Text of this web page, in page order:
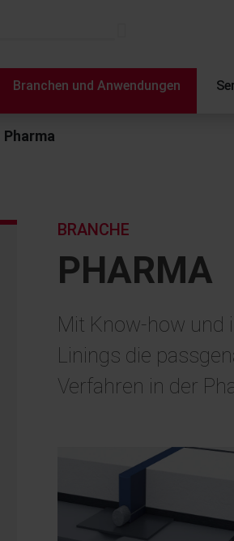
Branchen und Anwendungen
Pharma
PHARMA
BRANCHE
Mit Know-how und
Linings die
Verfahren in der